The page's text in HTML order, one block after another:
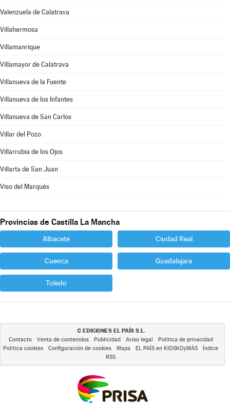
Valenzuela de Calatrava
Villahermosa
Villamanrique
Villamayor de Calatrava
Villanueva de la Fuente
Villanueva de los Infantes
Villanueva de San Carlos
Villar del Pozo
Villarrubia de los Ojos
Villarta de San Juan
Viso del Marqués
Provincias de Castilla La Mancha
Albacete Ciudad Real
Cuenca Guadalajara
Toledo
© EDICIONES EL PAÍS S.L.
Contacto Venta de contenidos Publicidad Aviso legal
Política de privacidad
Política cookies
Configuración de cookies Mapa EL PAÍS en KIOSKOyMÁS
Índice
RSS